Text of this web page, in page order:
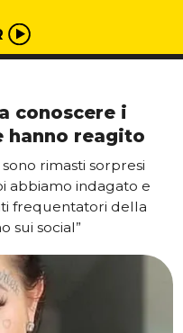
conoscere i
hanno reagito
rimasti sorpresi
abbiamo indagato e
frequentatori della
sui social”